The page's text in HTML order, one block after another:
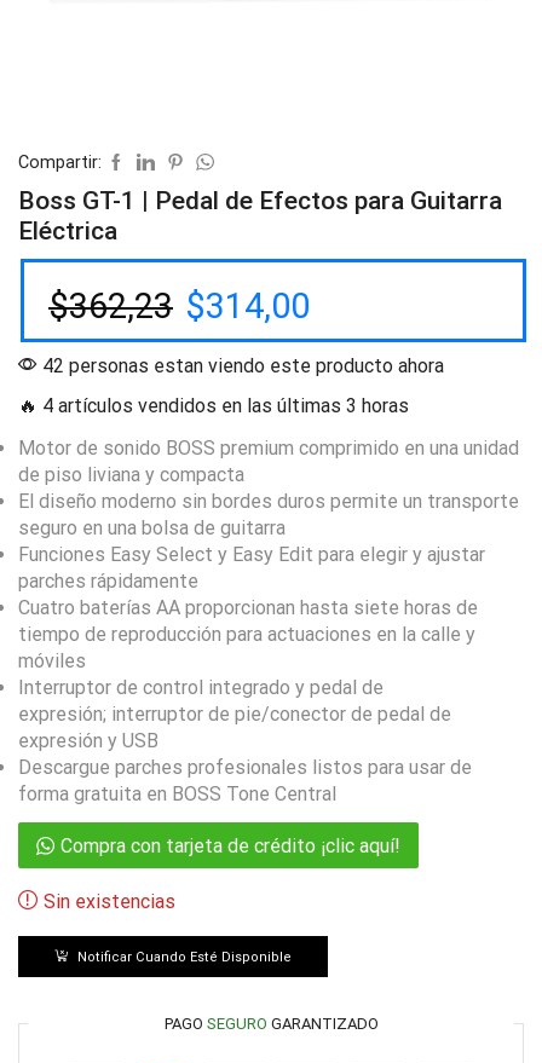
Compartir:
Boss GT-1 | Pedal de Efectos para Guitarra
Eléctrica
$362,23 $314,00
42 personas estan viendo este producto ahora
🔥 4 artículos vendidos en las últimas 3 horas
Motor de sonido BOSS premium comprimido en una unidad
de piso liviana y compacta
El diseño moderno sin bordes duros permite un transporte
seguro en una bolsa de guitarra
Funciones Easy Select y Easy Edit para elegir y ajustar
parches rápidamente
Cuatro baterías AA proporcionan hasta siete horas de
tiempo de reproducción para actuaciones en la calle y
móviles
Interruptor de control integrado y pedal de
expresión; interruptor de pie/conector de pedal de
expresión y USB
Descargue parches profesionales listos para usar de
forma gratuita en BOSS Tone Central
Compra con tarjeta de crédito ¡clic aquí!
Sin existencias
Notificar Cuando Esté Disponible
PAGO SEGURO GARANTIZADO